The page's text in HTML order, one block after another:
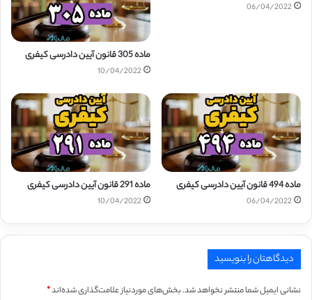
06/04/2022
ماده 305 قانون آیین دادرسی کیفری
10/04/2022
ماده 494 قانون آیین دادرسی کیفری
06/04/2022
ماده 291 قانون آیین دادرسی کیفری
10/04/2022
دیدگاهتان را بنویسید
نشانی ایمیل شما منتشر نخواهد شد.بخش‌های موردنیاز علامت‌گذاری شده‌اند*